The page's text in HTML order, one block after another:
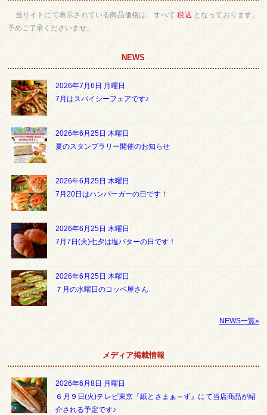
当サイトにて表示されている商品価格は、すべて 税込 となっております。
予めご了承くださいませ。
NEWS
2026年7月6日 月曜日
7月はスパイシーフェアです♪
2026年6月25日 木曜日
夏のスタンプラリー開催のお知らせ
2026年6月25日 木曜日
7月20日はハンバーガーの日です！
2026年6月25日 木曜日
7月7日(火)七夕は塩バターの日です！
2026年6月25日 木曜日
７月の水曜日のコッペ屋さん
NEWS一覧»
メディア掲載情報
2026年6月8日 月曜日
６月９日(火)テレビ東京『紙とさまぁ～ず』にて当店商品が紹
介される予定です♪